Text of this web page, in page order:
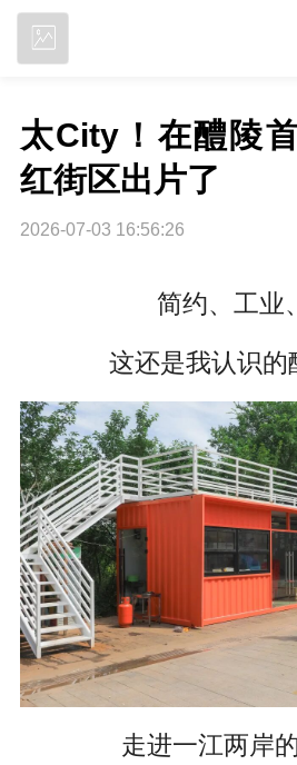
太City！在醴陵
红街区出片了
2026-07-03 16:56:26
简约、工业
这还是我认识的
走进一江两岸